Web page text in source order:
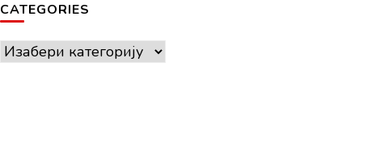
CATEGORIES
Categories